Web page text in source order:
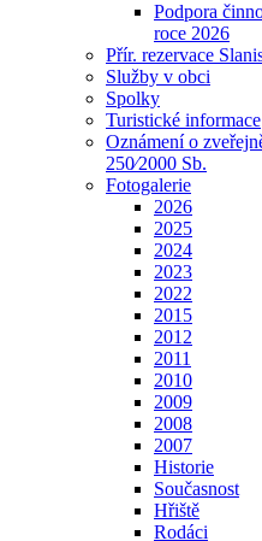
Podpora
roce 2026
Přír. rezervace
Služby v obci
Spolky
Turistické informace
Oznámení o
250⁄2000 Sb.
Fotogalerie
2026
2025
2024
2023
2022
2015
2012
2011
2010
2009
2008
2007
Historie
Současnost
Hřiště
Rodáci